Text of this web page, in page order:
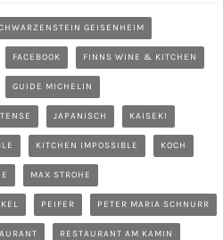
GEISENHEIM
FACEBOOK FINNS WINE & KITCHEN
GUIDE MICHELIN
JAPANISCH KAISEKI
KITCHEN IMPOSSIBLE KOCH
MAX STROHE
PEIFER PETER MARIA SCHNURR
RESTAURANT AM KAMIN